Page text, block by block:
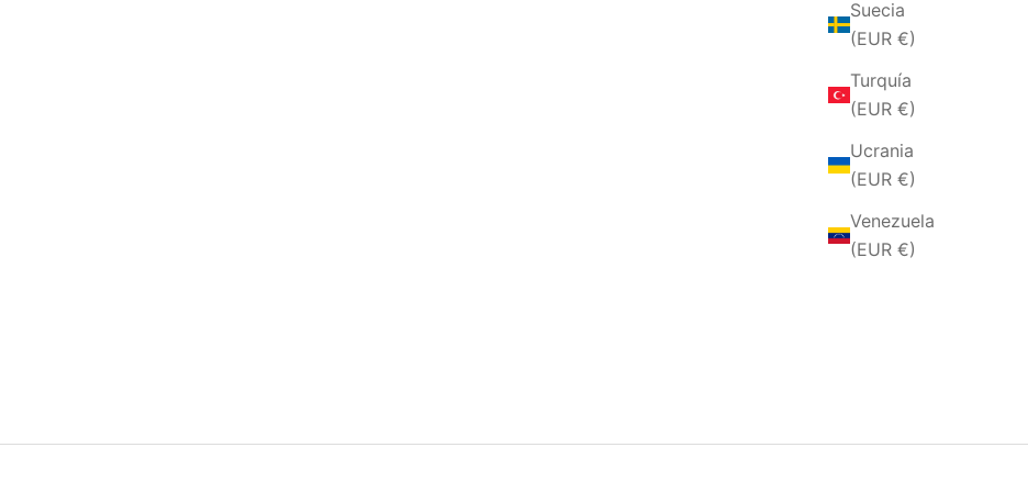
Suecia
(EUR €)
Turquía
(EUR €)
Ucrania
(EUR €)
Venezuela
(EUR €)